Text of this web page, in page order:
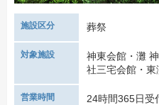
施設区分 葬祭
対象施設
神東会館・灘
社三宅会館・東
営業時間 24時間365日受